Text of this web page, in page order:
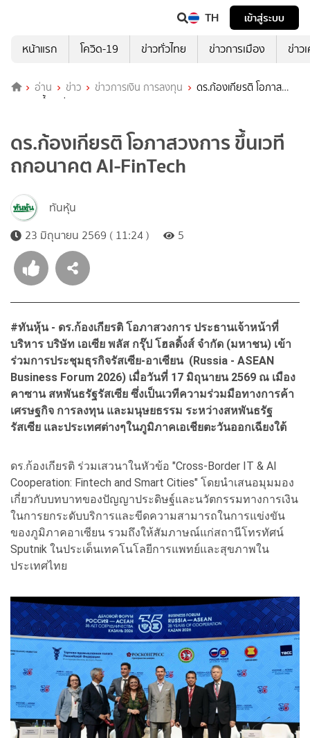
TH
เข้าสู่ระบบ
หน้าแรก
โควิด-19 ข่าวทั่วไทย ข่าวการเมือง ข่าว
อ่าน ข่าว ข่าวการเงิน การลงทุน
ดร.ก้องเกียรติ โอภาส
วงการ ขึ้นเวที ถกอนาคต AI-FinTech
ดร.ก้องเกียรติ โอภาสวงการ ขึ้นเวที
ถกอนาคต AI-FinTech
ทันหุ้น
23 มิถุนายน 2569 ( 11:24 )
5
#ทันหุ้น - ดร.ก้องเกียรติ โอภาสวงการ ประธานเจ้าหน้าที่
บริหาร บริษัท เอเซีย พลัส กรุ๊ป โฮลดิ้งส์ จำกัด (มหาชน) เข้า
ร่วมการประชุมธุรกิจรัสเซีย-อาเซียน (Russia - ASEAN
Business Forum 2026) เมื่อวันที่ 17 มิถุนายน 2569 ณ เมือง
คาซาน สหพันธรัฐรัสเซีย ซึ่งเป็นเวทีความร่วมมือทางการค้า
เศรษฐกิจ การลงทุน และมนุษยธรรม ระหว่างสหพันธรัฐ
รัสเซีย และประเทศต่างๆในภูมิภาคเอเชียตะวันออกเฉียงใต้
ดร.ก้องเกียรติ ร่วมเสวนาในหัวข้อ "Cross-Border IT & AI
Cooperation: Fintech and Smart Cities" โดยนำเสนอมุมมอง
เกี่ยวกับบทบาทของปัญญาประดิษฐ์และนวัตกรรมทางการเงิน
ในการยกระดับบริการและขีดความสามารถในการแข่งขัน
ของภูมิภาคอาเซียน รวมถึงให้สัมภาษณ์แก่สถานีโทรทัศน์
Sputnik ในประเด็นเทคโนโลยีการแพทย์และสุขภาพใน
ประเทศไทย